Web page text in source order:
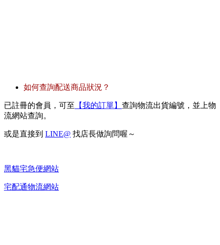
如何查詢配送商品狀況？
已註冊的會員，可至 【我的訂單】 查詢物流出貨編號，並上物
流網站查詢。
或是直接到 LINE@ 找店長做詢問喔～
黑貓宅急便網站
宅配通物流網站